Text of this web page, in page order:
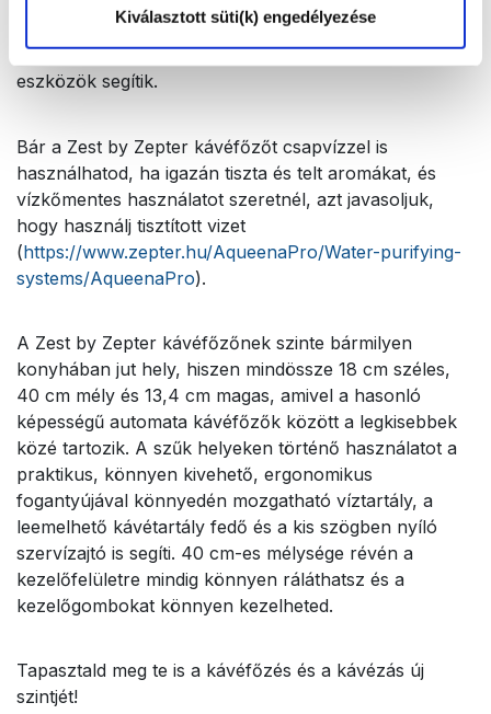
Kiválasztott süti(k) engedélyezése
tisztítást pedig a könnyen leválasztható és
visszailleszthető alkatrészek és a mellékelt tisztító
eszközök segítik.
Bár a Zest by Zepter kávéfőzőt csapvízzel is
használhatod, ha igazán tiszta és telt aromákat, és
vízkőmentes használatot szeretnél, azt javasoljuk,
hogy használj tisztított vizet
(https://www.zepter.hu/AqueenaPro/Water-purifying-
systems/AqueenaPro).
A Zest by Zepter kávéfőzőnek szinte bármilyen
konyhában jut hely, hiszen mindössze 18 cm széles,
40 cm mély és 13,4 cm magas, amivel a hasonló
képességű automata kávéfőzők között a legkisebbek
közé tartozik. A szűk helyeken történő használatot a
praktikus, könnyen kivehető, ergonomikus
fogantyújával könnyedén mozgatható víztartály, a
leemelhető kávétartály fedő és a kis szögben nyíló
szervízajtó is segíti. 40 cm-es mélysége révén a
kezelőfelületre mindig könnyen ráláthatsz és a
kezelőgombokat könnyen kezelheted.
Tapasztald meg te is a kávéfőzés és a kávézás új
szintjét!